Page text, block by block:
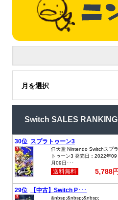
月を選択
Switch SALES RANKING